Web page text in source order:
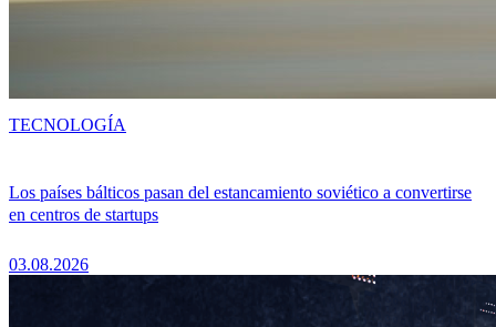
Los países bálticos pasan del estancamiento soviético a convertirse
en centros de startups
03.08.2026
TECNOLOGÍA